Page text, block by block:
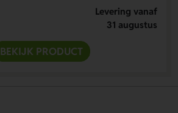
Levering vanaf
31 augustus
BEKIJK PRODUCT